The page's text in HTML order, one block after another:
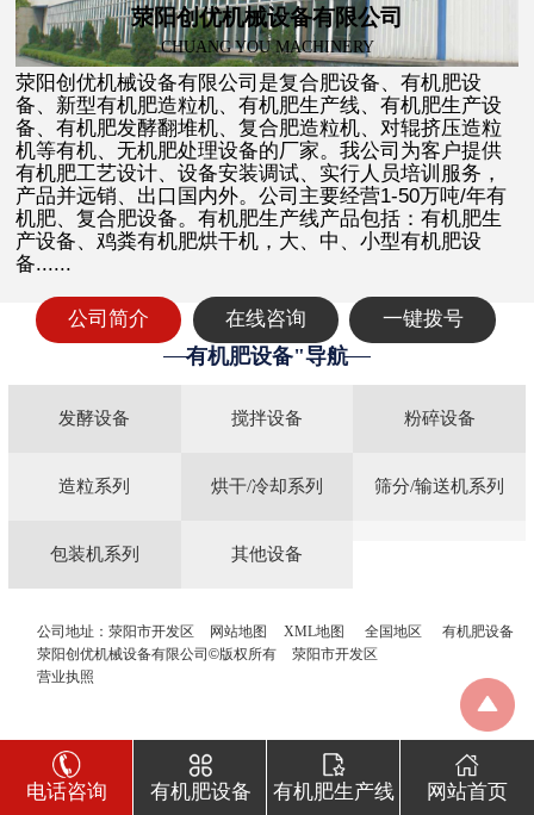
荥阳创优机械设备有限公司
CHUANG YOU MACHINERY
荥阳创优机械设备有限公司是复合肥设备、有机肥设
备、新型有机肥造粒机、有机肥生产线、有机肥生产设
备、有机肥发酵翻堆机、复合肥造粒机、对辊挤压造粒
机等有机、无机肥处理设备的厂家。我公司为客户提供
有机肥工艺设计、设备安装调试、实行人员培训服务，
产品并远销、出口国内外。公司主要经营1-50万吨/年有
机肥、复合肥设备。有机肥生产线产品包括：有机肥生
产设备、鸡粪有机肥烘干机，大、中、小型有机肥设
备......
公司简介 在线咨询 一键拨号
有机肥设备"导航
发酵设备 搅拌设备 粉碎设备
造粒系列 烘干/冷却系列 筛分/输送机系列
包装机系列 其他设备
公司地址：荥阳市开发区 网站地图 XML地图 全国地区
有机肥设备
荥阳创优机械设备有限公司©版权所有
荥阳市开发区
营业执照
电话咨询 有机肥设备 有机肥生产线 网站首页